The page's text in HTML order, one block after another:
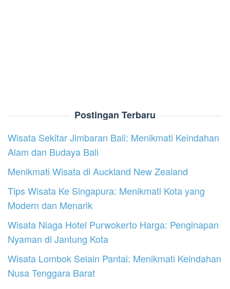
Postingan Terbaru
Wisata Sekitar Jimbaran Bali: Menikmati Keindahan
Alam dan Budaya Bali
Menikmati Wisata di Auckland New Zealand
Tips Wisata Ke Singapura: Menikmati Kota yang
Modern dan Menarik
Wisata Niaga Hotel Purwokerto Harga: Penginapan
Nyaman di Jantung Kota
Wisata Lombok Selain Pantai: Menikmati Keindahan
Nusa Tenggara Barat